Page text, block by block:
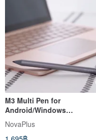
M3 Multi Pen for
Android/Windows
Touchscreen Laptops
NovaPlus